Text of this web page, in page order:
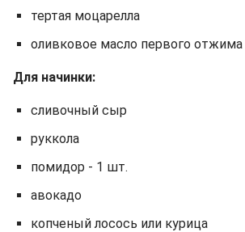
тертая моцарелла
оливковое масло первого отжима
Для начинки:
сливочный сыр
руккола
помидор - 1 шт.
авокадо
копченый лосось или курица